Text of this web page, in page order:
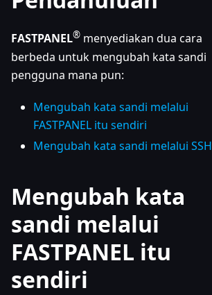
FASTPANEL® menyediakan dua cara
berbeda untuk mengubah kata sandi
pengguna mana pun:
Mengubah kata sandi melalui
FASTPANEL itu sendiri
Mengubah kata sandi melalui SSH
Mengubah kata
sandi melalui
FASTPANEL itu
sendiri